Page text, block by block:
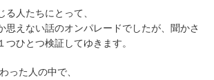
る人たちにとって、
思えない話のオンパレードでしたが、聞かさ
つひとつ検証してゆきます。
った人の中で、